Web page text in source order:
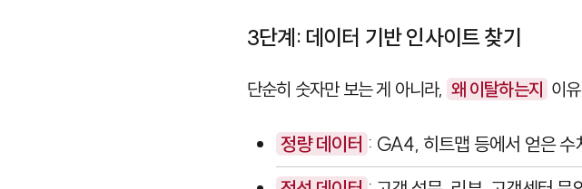
3단계: 데이터 기반 인사이트 찾기
단순히 숫자만 보는 게 아니라, 왜 이탈하는지 이
정량 데이터 : GA4, 히트맵 등에서 얻은 수